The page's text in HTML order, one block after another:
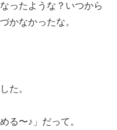
ったような？いつから
かなかったな。
た。
る〜♪」だって。